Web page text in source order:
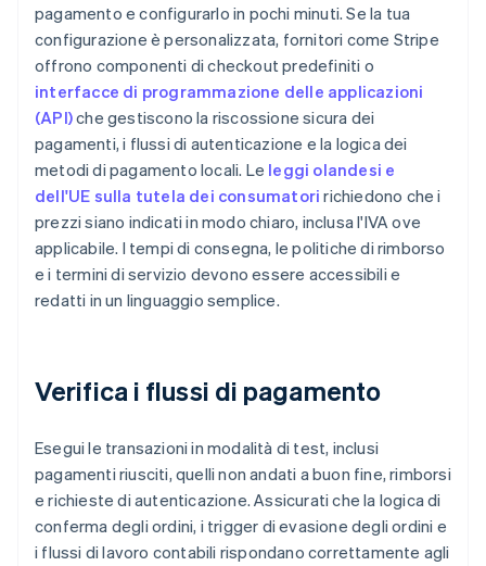
pagamento e configurarlo in pochi minuti. Se la tua
configurazione è personalizzata, fornitori come Stripe
offrono componenti di checkout predefiniti o
interfacce di programmazione delle applicazioni
(API)che gestiscono la riscossione sicura dei
pagamenti, i flussi di autenticazione e la logica dei
metodi di pagamento locali. Le leggi olandesi e
dell'UE sulla tutela dei consumatori richiedono che i
prezzi siano indicati in modo chiaro, inclusa l'IVA ove
applicabile. I tempi di consegna, le politiche di rimborso
e i termini di servizio devono essere accessibili e
redatti in un linguaggio semplice.
Verifica i flussi di pagamento
Esegui le transazioni in modalità di test, inclusi
pagamenti riusciti, quelli non andati a buon fine, rimborsi
e richieste di autenticazione. Assicurati che la logica di
conferma degli ordini, i trigger di evasione degli ordini e
i flussi di lavoro contabili rispondano correttamente agli